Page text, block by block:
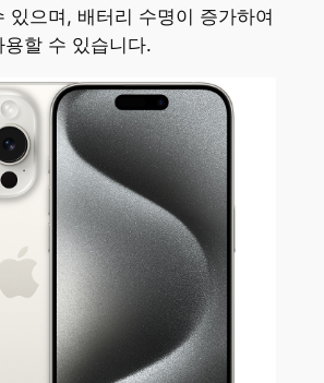
있으며, 배터리 수명이 증가하여
할 수 있습니다.